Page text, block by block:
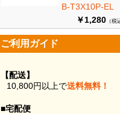
B-T3X10P-EL
￥1,280 （税
ご利用ガイド
【配送】
10,800円以上で送料無料！
■宅配便